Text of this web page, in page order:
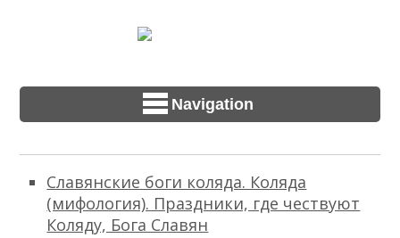
Navigation
Славянские боги коляда. Коляда
(мифология). Праздники, где чествуют
Коляду, Бога Славян